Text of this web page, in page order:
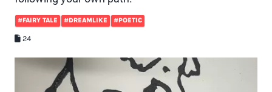
#FAIRY TALE #DREAMLIKE #POETIC
24